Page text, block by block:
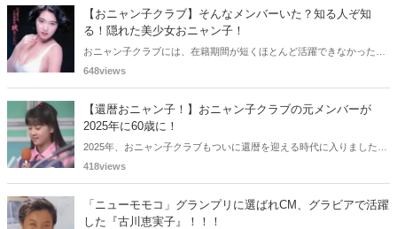
わどいショットで多くの男性を魅了した女性も!? 今回は、そんなグラ
ビアで活躍した女性政治家6名をご紹介します。
【おニャン子クラブ】そんなメンバーいた？知る人ぞ知
る！隠れた美少女おニャン子！
おニャン子クラブには、在籍期間が短くほとんど活躍できなかったも
のの、知る人ぞ知る "美少女おニャン子" がいました。それも、強制的
子まで様々です。今回は、筆者の独断と偏見で、4人の "隠れ美少女お
ニャン子" をご紹介します。
648views
【還暦おニャン子！】おニャン子クラブの元メンバーが
2025年に60歳に！
2025年、おニャン子クラブもついに還暦を迎える時代に入りました。
おニャン子クラブの元メンバーは全員が昭和40年代生まれで、そのう
れ）の二人です。しかも、この二人には年齢以外の共通点もありま
す。さて、誰と誰でしょうか？
418views
「ニューモモコ」グランプリに選ばれCM、グラビアで活躍
した『古川恵実子』！！！